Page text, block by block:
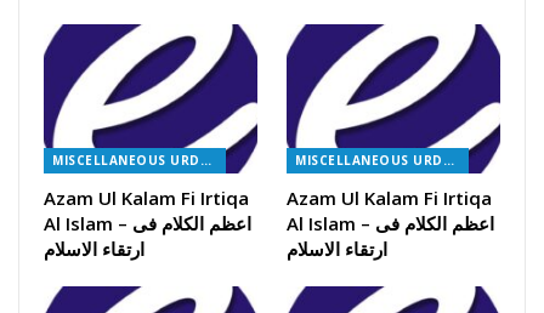
MISCELLANEOUS URDU BOOKS
Azam Ul Kalam Fi Irtiqa
Al Islam – اعظم الکلام فی
ارتقاء الاسلام
MISCELLANEOUS URDU BOOKS
Azam Ul Kalam Fi Irtiqa
Al Islam – اعظم الکلام فی
ارتقاء الاسلام